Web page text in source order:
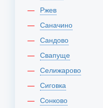
Ржев
Саначино
Сандово
Свапуще
Селижарово
Сиговка
Сонково